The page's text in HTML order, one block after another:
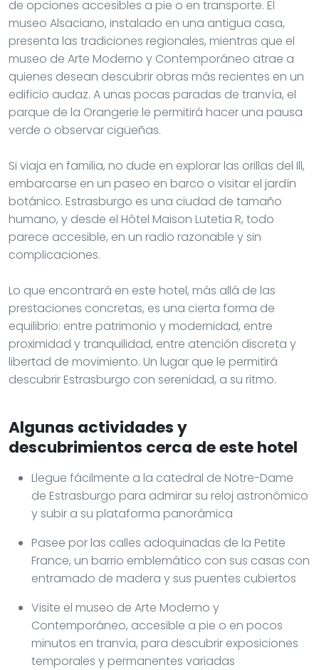
de opciones accesibles a pie o en transporte. El
museo Alsaciano, instalado en una antigua casa,
presenta las tradiciones regionales, mientras que el
museo de Arte Moderno y Contemporáneo atrae a
quienes desean descubrir obras más recientes en un
edificio audaz. A unas pocas paradas de tranvía, el
parque de la Orangerie le permitirá hacer una pausa
verde o observar cigüeñas.
Si viaja en familia, no dude en explorar las orillas del Ill,
embarcarse en un paseo en barco o visitar el jardín
botánico. Estrasburgo es una ciudad de tamaño
humano, y desde el Hôtel Maison Lutetia R, todo
parece accesible, en un radio razonable y sin
complicaciones.
Lo que encontrará en este hotel, más allá de las
prestaciones concretas, es una cierta forma de
equilibrio: entre patrimonio y modernidad, entre
proximidad y tranquilidad, entre atención discreta y
libertad de movimiento. Un lugar que le permitirá
descubrir Estrasburgo con serenidad, a su ritmo.
Algunas actividades y
descubrimientos cerca de este hotel
Llegue fácilmente a la catedral de Notre-Dame
de Estrasburgo para admirar su reloj astronómico
y subir a su plataforma panorámica
Pasee por las calles adoquinadas de la Petite
France, un barrio emblemático con sus casas con
entramado de madera y sus puentes cubiertos
Visite el museo de Arte Moderno y
Contemporáneo, accesible a pie o en pocos
minutos en tranvía, para descubrir exposiciones
temporales y permanentes variadas